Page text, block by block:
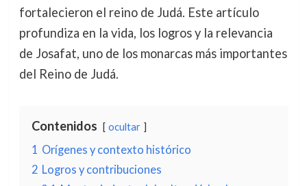
fortalecieron el reino de Judá. Este artículo
profundiza en la vida, los logros y la relevancia
de Josafat, uno de los monarcas más importantes
del Reino de Judá.
Contenidos ocultar
1 Orígenes y contexto histórico
2 Logros y contribuciones